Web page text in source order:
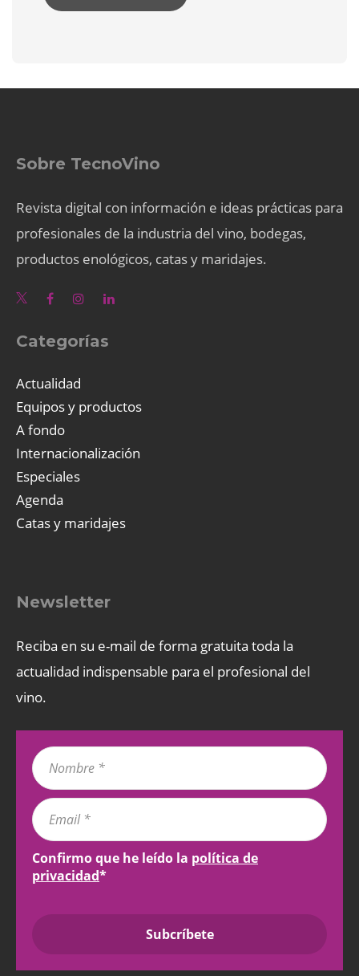
Sobre TecnoVino
Revista digital con información e ideas prácticas para
profesionales de la industria del vino, bodegas,
productos enológicos, catas y maridajes.
Categorías
Actualidad
Equipos y productos
A fondo
Internacionalización
Especiales
Agenda
Catas y maridajes
Newsletter
Reciba en su e-mail de forma gratuita toda la
actualidad indispensable para el profesional del
vino.
Confirmo que he leído la política de
privacidad*